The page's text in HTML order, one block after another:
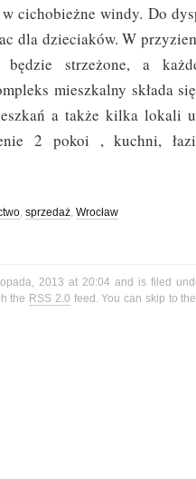
w cichobieżne windy. Do
dla dzieciaków. W
będzie strzeżone, a
mieszkalny składa
a także kilka lokali
2 pokoi , kuchni,
, sprzedaż, Wrocław
2013 at 20:04 and is filed
the RSS 2.0 feed. You can skip to